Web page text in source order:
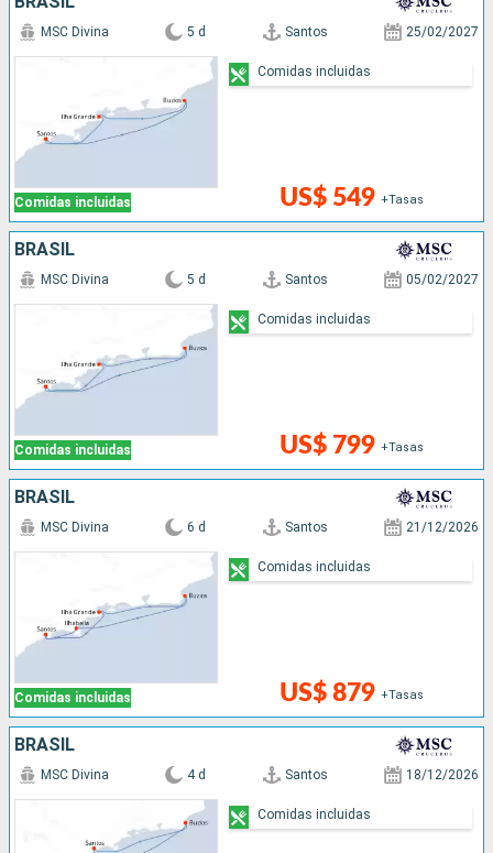
Comidas incluidas
MSC Divina 5 d Santos 25/02/2027
US$ 549 +Tasas
Comidas incluidas
BRASIL
Comidas incluidas
MSC Divina 5 d Santos 05/02/2027
US$ 799 +Tasas
Comidas incluidas
BRASIL
Comidas incluidas
MSC Divina 6 d Santos 21/12/2026
US$ 879 +Tasas
Comidas incluidas
BRASIL
MSC Divina 4 d Santos 18/12/2026
Comidas incluidas